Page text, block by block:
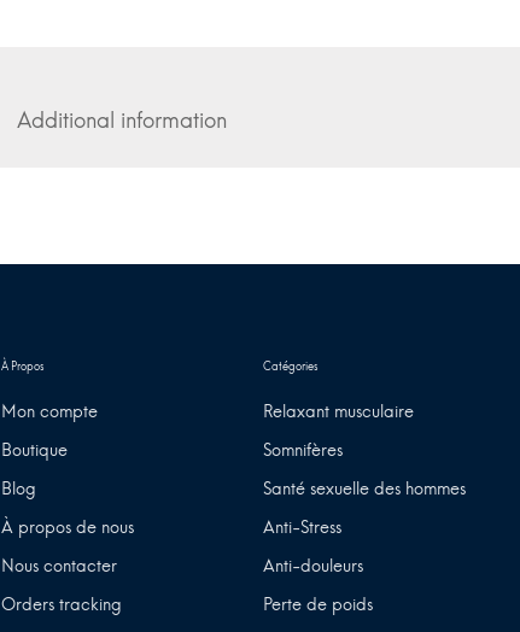
Additional information
Mon compte
Boutique
Blog
À propos de nous
Nous contacter
Orders tracking
Relaxant musculaire
Somnifères
Santé sexuelle des hommes
Anti-Stress
Anti-douleurs
Perte de poids